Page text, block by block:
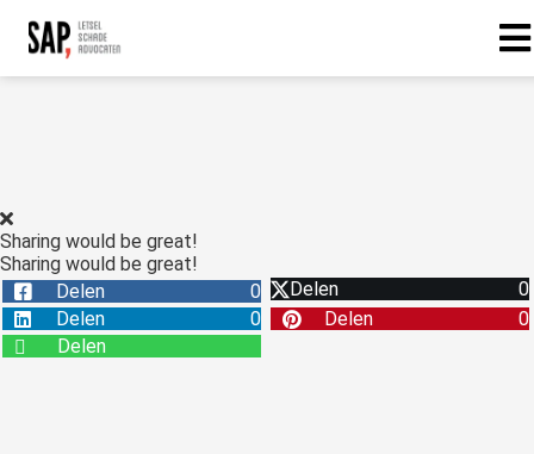
Sharing would be great!
Sharing would be great!
Delen
0 Delen
0
Delen
0 Delen
0
Delen